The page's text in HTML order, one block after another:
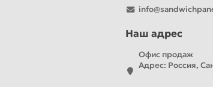
Наш адрес
Офис продаж
Адрес: Россия,